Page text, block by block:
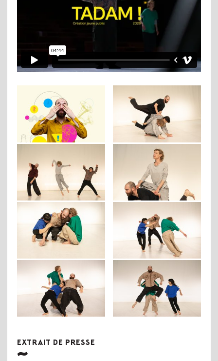
EXTRAIT DE PRESSE